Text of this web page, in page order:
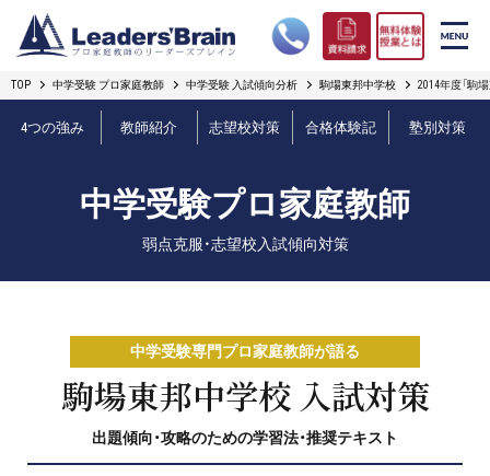
リーダーズブレインの強み
プロ教師紹介
無料体験授業とは
短期フリープラン
TOP 中学受験 プロ家庭教師 中学受験 入試傾向分析 駒場東邦中学校 2014年度「駒
4つの強み 教師紹介 志望校対策 合格体験記 塾別対策
中学受験プロ家庭教師
弱点克服・志望校入試傾向対策
中学受験専門プロ家庭教師が語る
駒場東邦中学校 入試対策
出題傾向・攻略のための学習法・推奨テキスト